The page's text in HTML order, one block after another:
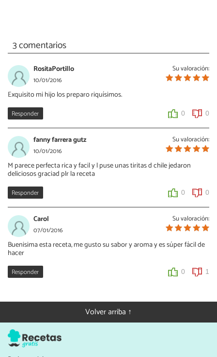
3 comentarios
Su valoración:
RositaPortillo
10/01/2016
Exquisito mi hijo los preparo riquísimos.
Responder 0 0
Su valoración:
fanny farrera gutz
10/01/2016
M parece perfecta rica y facil y l puse unas tiritas d chile jedaron
deliciosos graciad plr la receta
Responder 0 0
Su valoración:
Carol
07/01/2016
Buenisima esta receta, me gusto su sabor y aroma y es súper fácil de
hacer
Responder 0 1
Volver arriba ↑